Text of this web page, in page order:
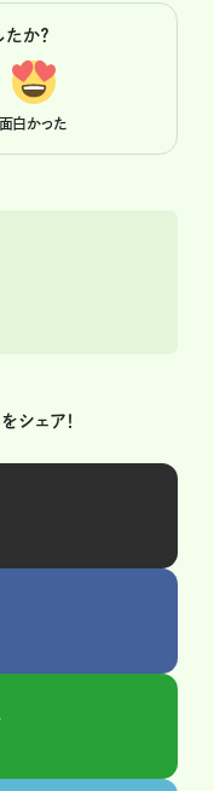
か？
面白かった
シェア！